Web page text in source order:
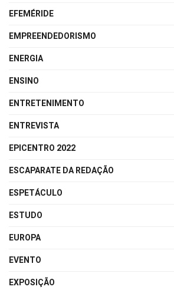
EFEMÉRIDE
EMPREENDEDORISMO
ENERGIA
ENSINO
ENTRETENIMENTO
ENTREVISTA
EPICENTRO 2022
ESCAPARATE DA REDAÇÃO
ESPETÁCULO
ESTUDO
EUROPA
EVENTO
EXPOSIÇÃO